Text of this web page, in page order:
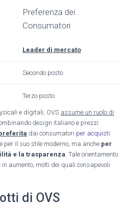
Preferenza dei
Consumatori
Leader di mercato
Secondo posto
Terzo posto
e digitali, OVS assume un ruolo di
design italiano e prezzi
dai consumatori per acquisti
per il suo stile moderno, ma anche per
e la trasparenza . Tale orientamento
aumento, molti dei quali consapevoli
di OVS